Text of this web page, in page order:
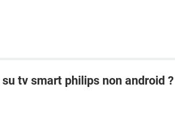
tv smart philips non android ?